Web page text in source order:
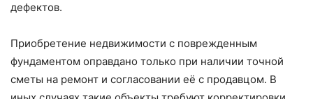
дефектов.
Приобретение недвижимости с поврежденным
фундаментом оправдано только при наличии точной
сметы на ремонт и согласовании её с продавцом. В